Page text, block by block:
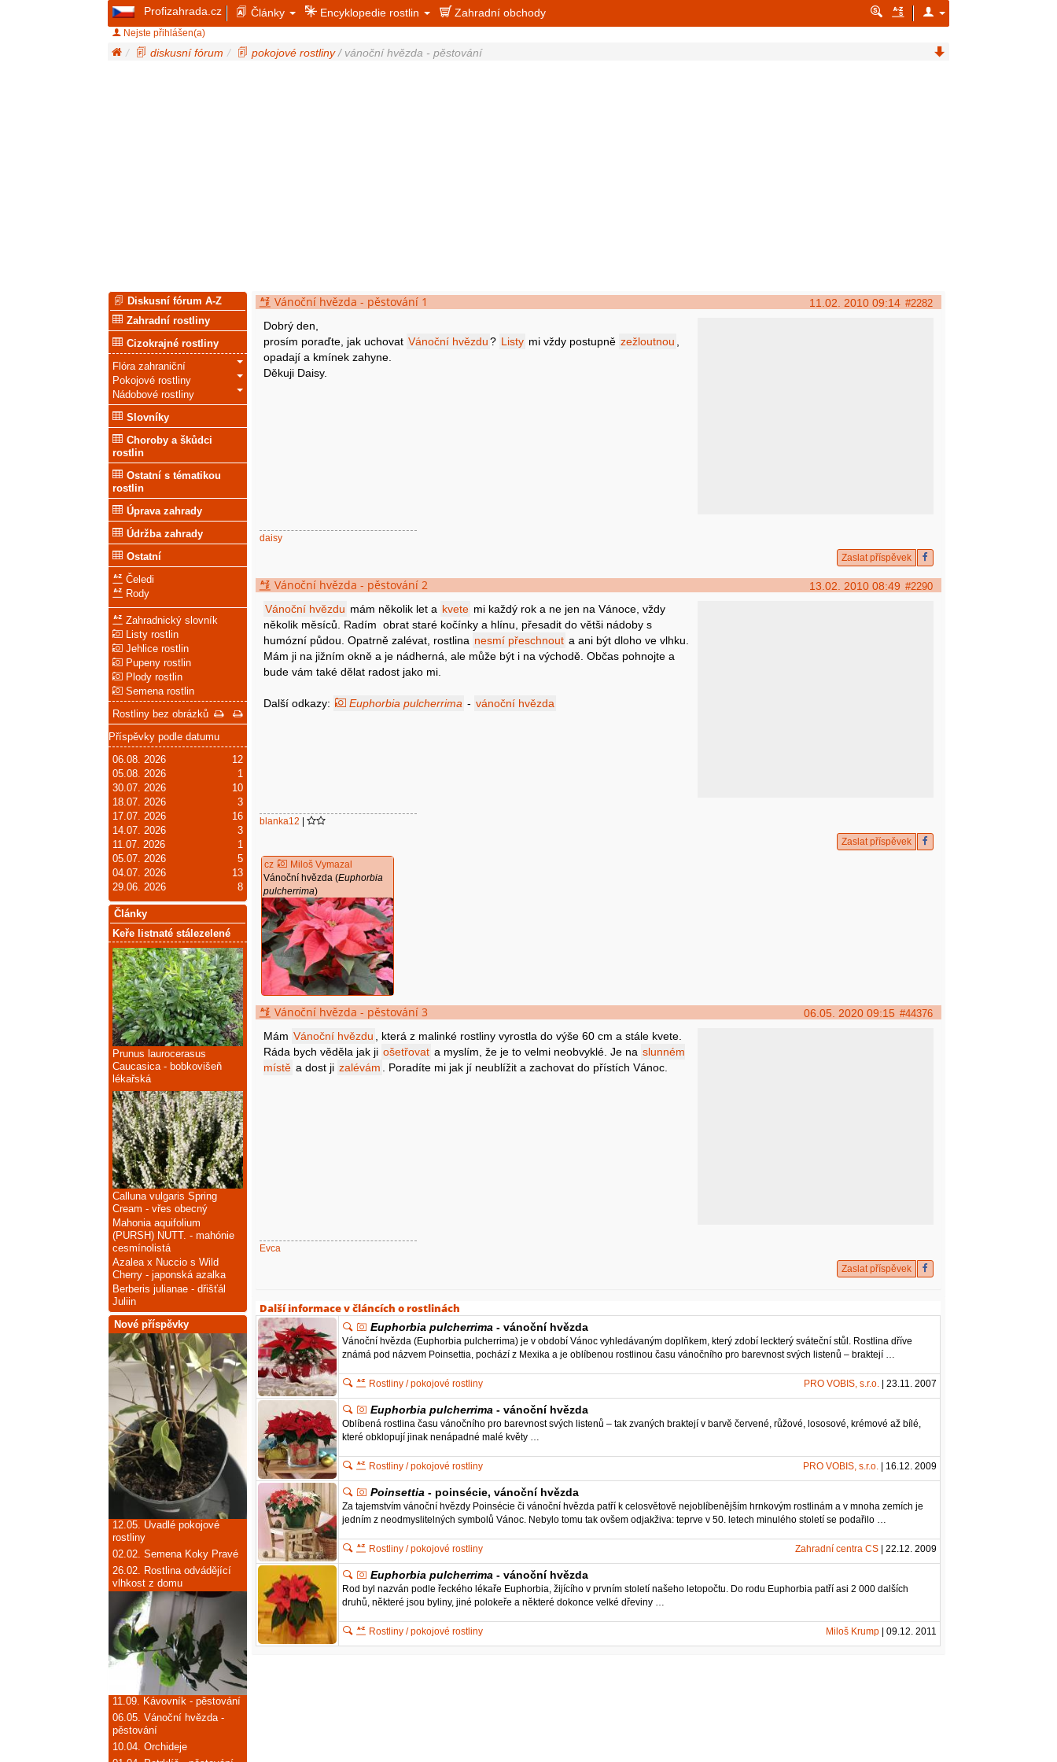
Profizahrada.cz Články Encyklopedie rostlin Zahradní obchody
Nejste přihlášen(a)
diskusní fórum pokojové rostliny/ vánoční hvězda - pěstování
11.02. 2010 09:14 #2282
Vánoční hvězda - pěstování 1
Dobrý den,
prosím poraďte, jak uchovat Vánoční hvězdu ? Listy mi vždy postupně zežloutnou
opadají a kmínek zahyne.
Děkuji Daisy.
daisy
Zaslat příspěvek
13.02. 2010 08:49 #2290
Vánoční hvězda - pěstování 2
Vánoční hvězdu mám několik let a kvete mi každý rok a ne jen na Vánoce, vždy
několik měsíců. Radím obrat staré kočínky a hlínu, přesadit do větši nádoby s
humózní půdou. Opatrně zalévat, rostlina nesmí přeschnout a ani být dloho ve vlhku.
Mám ji na jižním okně a je nádherná, ale může být i na východě. Občas pohnojte a
bude vám také dělat radost jako mi.
Další odkazy: Euphorbia pulcherrima - vánoční hvězda
blanka12 |
Zaslat příspěvek
cz
Miloš Vymazal
Vánoční hvězda (Euphorbia
pulcherrima)
06.05. 2020 09:15 #44376
Vánoční hvězda - pěstování 3
Mám Vánoční hvězdu , která z malinké rostliny vyrostla do výše 60 cm a stále kvete.
Ráda bych věděla jak ji ošetřovat a myslím, že je to velmi neobvyklé. Je na slunném
místě a dost ji zalévám . Poradíte mi jak jí neublížit a zachovat do přístích Vánoc.
Evca
Zaslat příspěvek
Další informace v článcích o rostlinách
Euphorbia pulcherrima - vánoční hvězda
Vánoční hvězda (Euphorbia pulcherrima) je v období Vánoc vyhledávaným doplňkem, který zdobí leckterý sváteční stůl. Rostlina dříve
známá pod názvem Poinsettia, pochází z Mexika a je oblíbenou rostlinou času vánočního pro barevnost svých listenů – braktejí …
PRO VOBIS, s.r.o. | 23.11. 2007
Rostliny / pokojové rostliny
Euphorbia pulcherrima - vánoční hvězda
Oblíbená rostlina času vánočního pro barevnost svých listenů – tak zvaných braktejí v barvě červené, růžové, lososové, krémové až bílé,
které obklopují jinak nenápadné malé květy …
PRO VOBIS, s.r.o. | 16.12. 2009
Rostliny / pokojové rostliny
Poinsettia - poinsécie, vánoční hvězda
Za tajemstvím vánoční hvězdy Poinsécie či vánoční hvězda patří k celosvětově nejoblíbenějším hrnkovým rostlinám a v mnoha zemích je
jedním z neodmyslitelných symbolů Vánoc. Nebylo tomu tak ovšem odjakživa: teprve v 50. letech minulého století se podařilo …
Zahradní centra CS | 22.12. 2009
Rostliny / pokojové rostliny
Euphorbia pulcherrima - vánoční hvězda
Rod byl nazván podle řeckého lékaře Euphorbia, žijícího v prvním století našeho letopočtu. Do rodu Euphorbia patří asi 2 000 dalších
druhů, některé jsou byliny, jiné polokeře a některé dokonce velké dřeviny …
Miloš Krump | 09.12. 2011
Rostliny / pokojové rostliny
Diskusní fórum A-Z
Zahradní rostliny
Cizokrajné rostliny
Flóra zahraniční
Pokojové rostliny
Nádobové rostliny
Slovníky
Choroby a škůdci
rostlin
Ostatní s tématikou
rostlin
Úprava zahrady
Údržba zahrady
Ostatní
Čeledi
Rody
Zahradnický slovník
Listy rostlin
Jehlice rostlin
Pupeny rostlin
Plody rostlin
Semena rostlin
Rostliny bez obrázků
Příspěvky podle datumu
12
06.08. 2026
1
05.08. 2026
10
30.07. 2026
3
18.07. 2026
16
17.07. 2026
3
14.07. 2026
1
11.07. 2026
5
05.07. 2026
13
04.07. 2026
8
29.06. 2026
Články
Keře listnaté stálezelené
Prunus laurocerasus
Caucasica - bobkovišeň
lékařská
Calluna vulgaris Spring
Cream - vřes obecný
Mahonia aquifolium
(PURSH) NUTT. - mahónie
cesmínolistá
Azalea x Nuccio s Wild
Cherry - japonská azalka
Berberis julianae - dřišťál
Juliin
Nové příspěvky
12.05. Uvadlé pokojové
rostliny
02.02. Semena Koky Pravé
26.02. Rostlina odvádějící
vlhkost z domu
11.09. Kávovník - pěstování
06.05. Vánoční hvězda -
pěstování
10.04. Orchideje